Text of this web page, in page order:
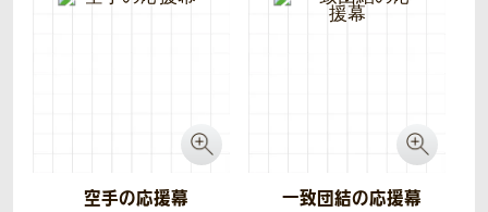
空手の応援幕 一致団結の応援幕